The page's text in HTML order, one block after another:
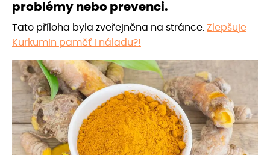
problémy nebo prevenci.
Tato příloha byla zveřejněna na stránce: Zlepšuje
Kurkumin paměť i náladu?!